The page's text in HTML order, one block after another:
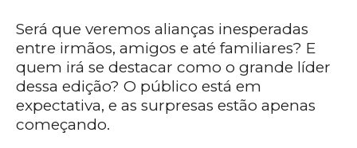
Será que veremos alianças inesperadas
entre irmãos, amigos e até familiares? E
quem irá se destacar como o grande líder
dessa edição? O público está em
expectativa, e as surpresas estão apenas
começando.